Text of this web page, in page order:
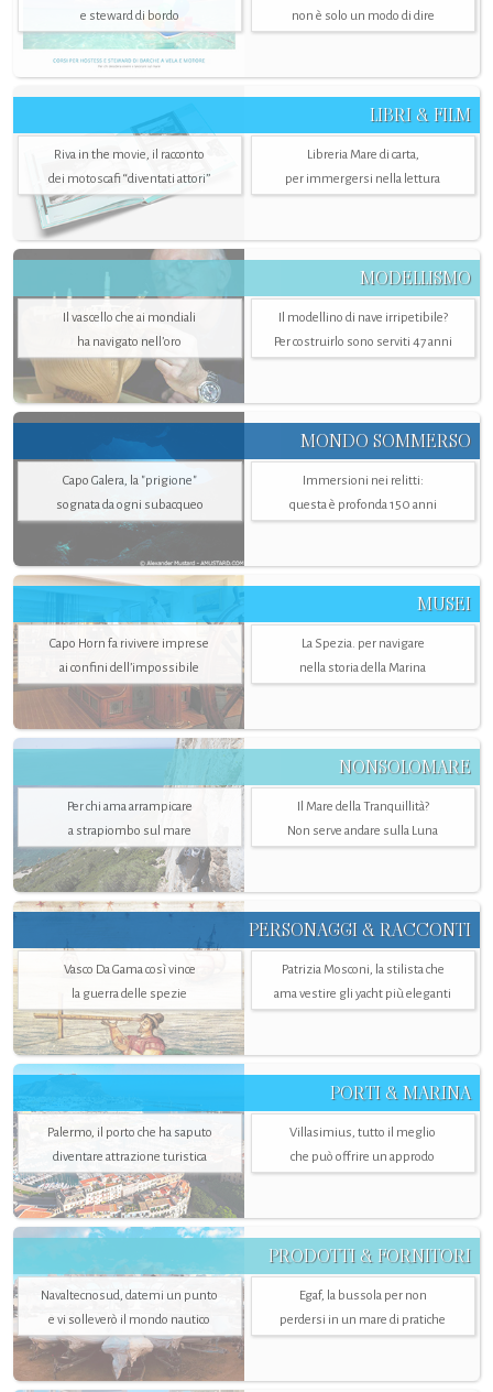
e steward di bordo
non è solo un modo di dire
LIBRI & FILM
Riva in the movie, il racconto
dei motoscafi “diventati attori”
Libreria Mare di carta,
per immergersi nella lettura
MODELLISMO
Il vascello che ai mondiali
ha navigato nell’oro
Il modellino di nave irripetibile?
Per costruirlo sono serviti 47 anni
MONDO SOMMERSO
Capo Galera, la "prigione"
sognata da ogni subacqueo
Immersioni nei relitti:
questa è profonda 150 anni
MUSEI
Capo Horn fa rivivere imprese
ai confini dell’impossibile
La Spezia. per navigare
nella storia della Marina
NONSOLOMARE
Per chi ama arrampicare
a strapiombo sul mare
Il Mare della Tranquillità?
Non serve andare sulla Luna
PERSONAGGI & RACCONTI
Vasco Da Gama così vince
la guerra delle spezie
Patrizia Mosconi, la stilista che
ama vestire gli yacht più eleganti
PORTI & MARINA
Palermo, il porto che ha saputo
diventare attrazione turistica
Villasimius, tutto il meglio
che può offrire un approdo
PRODOTTI & FORNITORI
Navaltecnosud, datemi un punto
e vi solleverò il mondo nautico
Egaf, la bussola per non
perdersi in un mare di pratiche